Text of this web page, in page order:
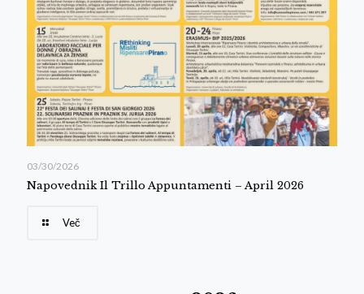
03/30/2026
Napovednik Il Trillo Appuntamenti – April 2026
Več